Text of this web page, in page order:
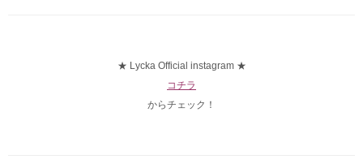
★ Lycka Official instagram ★
コチラ
からチェック！